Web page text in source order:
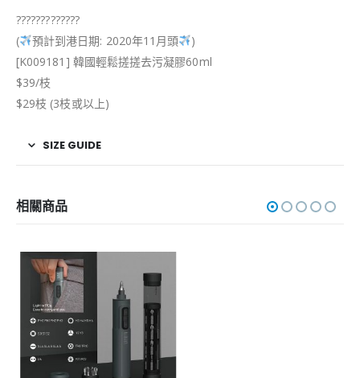
?????????????
(
預計到港日期: 2020年11月頭
)
[K009181] 韓國輕鬆搓搓去污凝膠60ml
$39/枝
$29枝 (3枝或以上)
SIZE GUIDE
相關商品